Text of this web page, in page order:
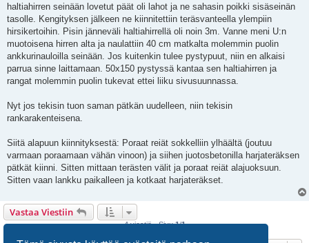
haltiahirren seinään lovetut päät oli lahot ja ne sahasin poikki sisäseinän
tasolle. Kengityksen jälkeen ne kiinnitettiin teräsvanteella ylempiin
hirsikertoihin. Pisin jänneväli haltiahirrellä oli noin 3m. Vanne meni U:n
muotoisena hirren alta ja naulattiin 40 cm matkalta molemmin puolin
ankkurinauloilla seinään. Jos kuitenkin tulee pystypuut, niin en alkaisi
parrua sinne laittamaan. 50x150 pystyssä kantaa sen haltiahirren ja
rangat molemmin puolin tukevat ettei liiku sivusuunnassa.
Nyt jos tekisin tuon saman pätkän uudelleen, niin tekisin
rankarakenteisena.
Siitä alapuun kiinnityksestä: Poraat reiät sokkelliin ylhäältä (joutuu
varmaan poraamaan vähän vinoon) ja siihen juotosbetonilla harjateräksen
pätkät kiinni. Sitten mittaan terästen välit ja poraat reiät alajuoksuun.
Sitten vaan lankku paikalleen ja kotkaat harjateräkset.
Vastaa Viestiin
4 viestiä • Sivu1/1